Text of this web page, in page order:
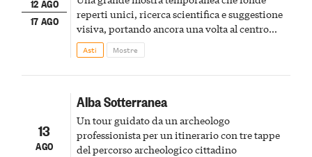
12 AGO
17 AGO
reperti unici, ricerca scientifica e suggestione
visiva, portando ancora una volta al centro
della scena le meraviglie del passato astigiano
Asti Mostre
13
AGO
Alba Sotterranea
Un tour guidato da un archeologo
professionista per un itinerario con tre tappe
del percorso archeologico cittadino